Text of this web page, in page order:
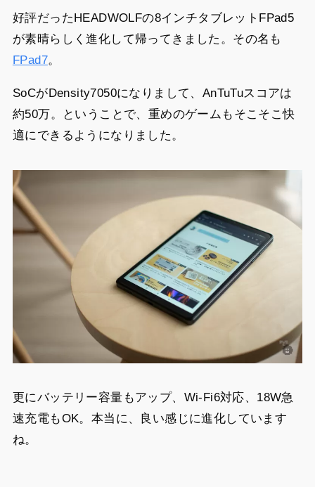
好評だったHEADWOLFの8インチタブレットFPad5
が素晴らしく進化して帰ってきました。その名も
FPad7。
SoCがDensity7050になりまして、AnTuTuスコアは
約50万。ということで、重めのゲームもそこそこ快
適にできるようになりました。
更にバッテリー容量もアップ、Wi-Fi6対応、18W急
速充電もOK。本当に、良い感じに進化しています
ね。